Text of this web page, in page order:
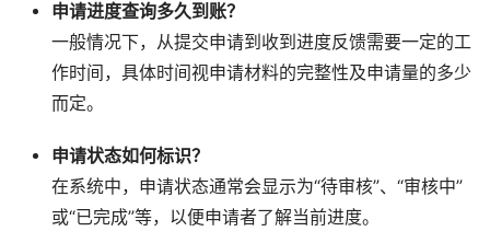
申请进度查询多久到账？
一般情况下，从提交申请到收到进度反馈需要一定的工
作时间，具体时间视申请材料的完整性及申请量的多少
而定。
申请状态如何标识？
在系统中，申请状态通常会显示为“待审核”、“审核中”
或“已完成”等，以便申请者了解当前进度。